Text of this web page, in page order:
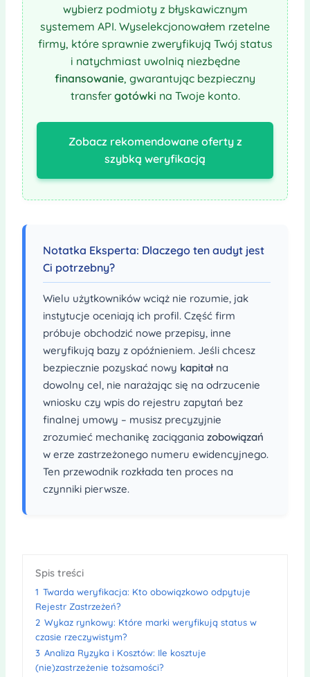
wybierz podmioty z błyskawicznym
systemem API. Wyselekcjonowałem rzetelne
firmy, które sprawnie zweryfikują Twój status
i natychmiast uwolnią niezbędne
finansowanie, gwarantując bezpieczny
transfer gotówki na Twoje konto.
Zobacz rekomendowane oferty z
szybką weryfikacją
Notatka Eksperta: Dlaczego ten audyt jest
Ci potrzebny?
Wielu użytkowników wciąż nie rozumie, jak
instytucje oceniają ich profil. Część firm
próbuje obchodzić nowe przepisy, inne
weryfikują bazy z opóźnieniem. Jeśli chcesz
bezpiecznie pozyskać nowy kapitałna
dowolny cel, nie narażając się na odrzucenie
wniosku czy wpis do rejestru zapytań bez
finalnej umowy – musisz precyzyjnie
zrozumieć mechanikę zaciągania zobowiązań
w erze zastrzeżonego numeru ewidencyjnego.
Ten przewodnik rozkłada ten proces na
czynniki pierwsze.
Spis treści
1 Twarda weryfikacja: Kto obowiązkowo odpytuje
Rejestr Zastrzeżeń?
2 Wykaz rynkowy: Które marki weryfikują status w
czasie rzeczywistym?
3 Analiza Ryzyka i Kosztów: Ile kosztuje
(nie)zastrzeżenie tożsamości?